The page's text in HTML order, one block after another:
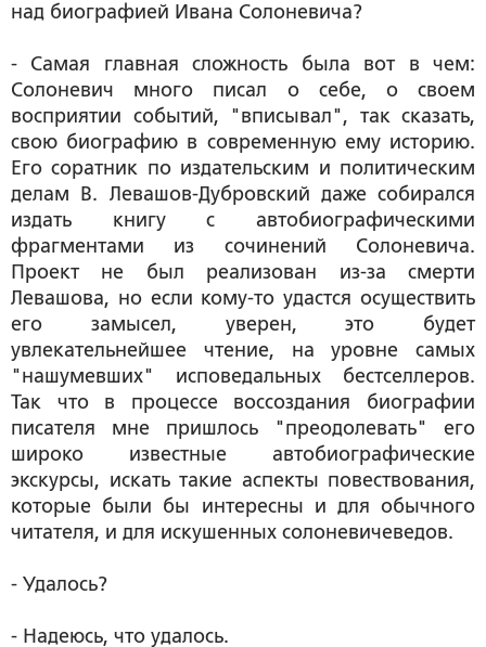
над биографией Ивана Солоневича?
- Самая главная сложность была вот в чем:
Солоневич много писал о себе, о своем
восприятии событий, "вписывал", так сказать,
свою биографию в современную ему историю.
Его соратник по издательским и политическим
делам В. Левашов-Дубровский даже собирался
издать книгу с автобиографическими
фрагментами из сочинений Солоневича.
Проект не был реализован из-за смерти
Левашова, но если кому-то удастся осуществить
его замысел, уверен, это будет
увлекательнейшее чтение, на уровне самых
"нашумевших" исповедальных бестселлеров.
Так что в процессе воссоздания биографии
писателя мне пришлось "преодолевать" его
широко известные автобиографические
экскурсы, искать такие аспекты повествования,
которые были бы интересны и для обычного
читателя, и для искушенных солоневичеведов.
- Удалось?
- Надеюсь, что удалось.